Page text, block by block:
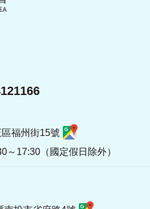
福州街15號
～17:30（國定假日除外）